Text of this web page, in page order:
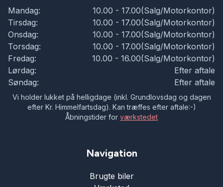
Mandag:
10.00 - 17.00(Salg/Motorkontor)
Tirsdag:
10.00 - 17.00(Salg/Motorkontor)
Onsdag:
10.00 - 17.00(Salg/Motorkontor)
Torsdag:
10.00 - 17.00(Salg/Motorkontor)
Fredag:
10.00 - 16.00(Salg/Motorkontor)
Lørdag:
Efter aftale
Søndag:
Efter aftale
Vi holder lukket på helligdage (inkl. Grundlovsdag og dagen
efter Kr. Himmelfartsdag). Kan træffes efter aftale:-)
Åbningstider for værkstedet
Navigation
Brugte biler